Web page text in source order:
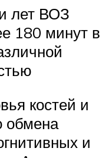
лет ВОЗ
180 минут в
костей и
обмена
и